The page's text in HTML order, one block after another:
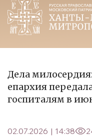
Дела
епархия
госпиталям в
02.07.2026 | 14:38